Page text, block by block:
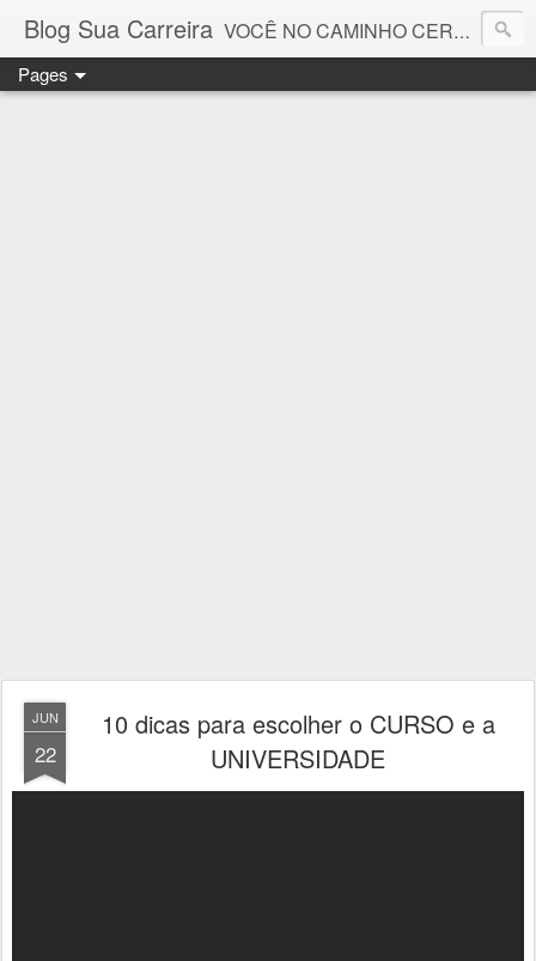
Blog Sua Carreira VOCÊ NO CAMINHO CERTO! 🤓💻🚀
Pages
JUN
22
10 dicas para escolher o CURSO e a
UNIVERSIDADE